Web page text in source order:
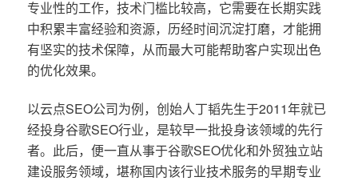
专业性的工作，技术门槛比较高，它需要在长期实践
中积累丰富经验和资源，历经时间沉淀打磨，才能拥
有坚实的技术保障，从而最大可能帮助客户实现出色
的优化效果。
以云点SEO公司为例，创始人丁韬先生于2011年就已
经投身谷歌SEO行业，是较早一批投身该领域的先行
者。此后，便一直从事于谷歌SEO优化和外贸独立站
建设服务领域，堪称国内该行业技术服务的早期专业